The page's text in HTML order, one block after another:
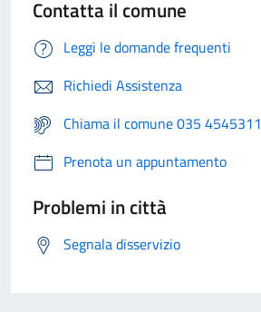
Contatta il comune
Leggi le domande frequenti
Richiedi Assistenza
Chiama il comune 035 4545311
Prenota un appuntamento
Problemi in città
Segnala disservizio